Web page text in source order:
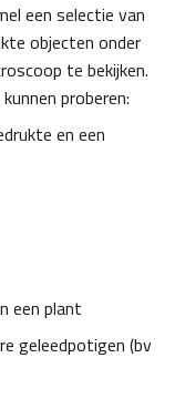
een selectie van
objecten onder
te bekijken.
proberen:
en een
een plant
geleedpotigen (bv